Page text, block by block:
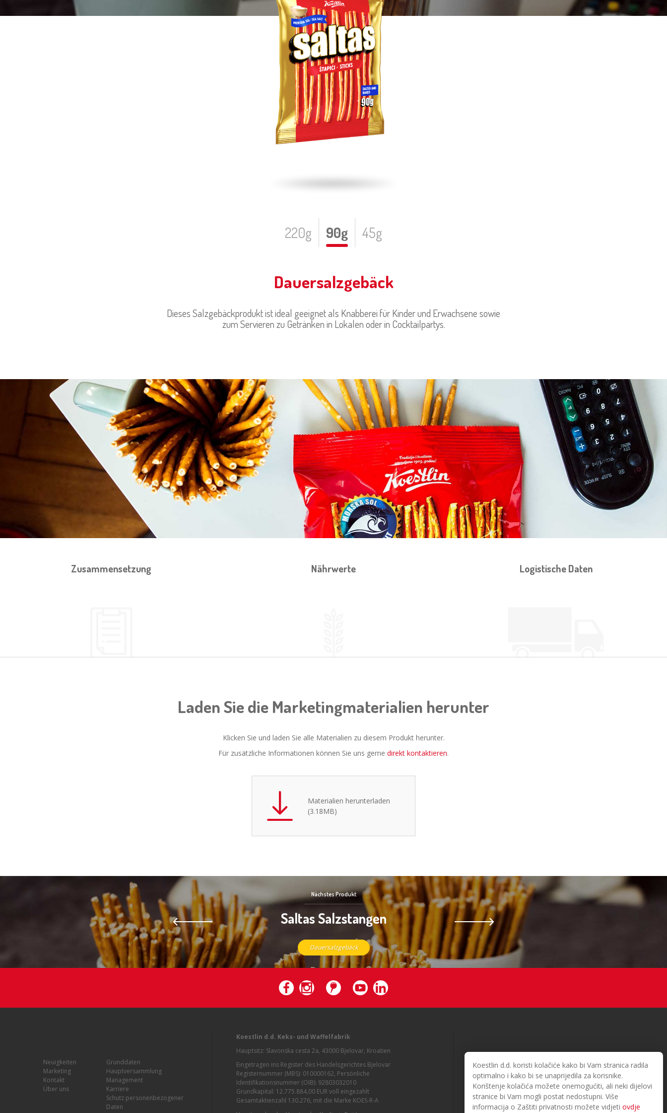
Koestlin d.d. koristi kolačiće kako bi Vam stranica radila
optimalno i kako bi se unaprijedila za korisnike.
Korištenje kolačića možete onemogućiti, ali neki dijelovi
stranice bi Vam mogli postat nedostupni. Više
informacija o Zaštiti privatnosti možete vidjeti ovdje
220g 90g 45g
Dauersalzgebäck
Dieses Salzgebäckprodukt ist ideal geeignet als Knabberei für Kinder und Erwachsene sowie
zum Servieren zu Getränken in Lokalen oder in Cocktailpartys.
Zusammensetzung Nährwerte Logistische Daten
Laden Sie die Marketingmaterialien herunter
Klicken Sie und laden Sie alle Materialien zu diesem Produkt herunter.
Für zusätzliche Informationen können Sie uns gerne direkt kontaktieren.
Materialien herunterladen
(3.18MB)
Nächstes Produkt
Saltas Salzstangen
Dauersalzgebäck
Neuigkeiten
Marketing
Kontakt
Über uns
Grunddaten
Hauptversammlung
Management
Karriere
Schutz personenbezogener
Daten
Koestlin d.d. Keks- und Waffelfabrik
Hauptsitz: Slavonska cesta 2a, 43000 Bjelovar, Kroatien
Eingetragen ins Register des Handelsgerichtes Bjelovar
Registernummer (MBS): 010000162, Persönliche
Identifikationsnummer (OIB): 92803032010
Grundkapital: 12.775.884,00 EUR voll eingezahlt
Gesamtaktienzahl 130.276, mit die Marke KOES-R-A
© 2026. Koestlin. Alle Rechte vorbehalten.
Designed and developed by